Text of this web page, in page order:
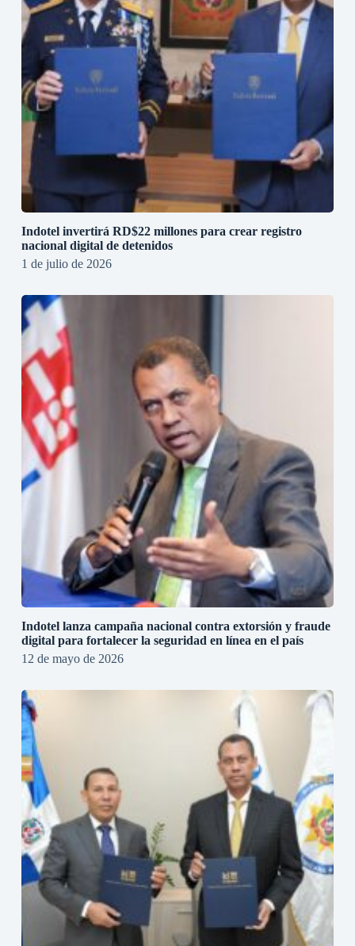
Indotel invertirá RD$22 millones para crear registro
nacional digital de detenidos
1 de julio de 2026
Indotel lanza campaña nacional contra extorsión y fraude
digital para fortalecer la seguridad en línea en el país
12 de mayo de 2026